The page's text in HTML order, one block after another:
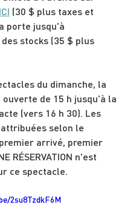
ICI (30 $ plus taxes et
porte jusqu'à
stocks (35 $ plus
du dimanche, la
ouverte de 15 h jusqu'à la
(vers 16 h 30). Les
selon le
arrivé, premier
RÉSERVATION n'est
ce spectacle.
2su8TzdkF6M